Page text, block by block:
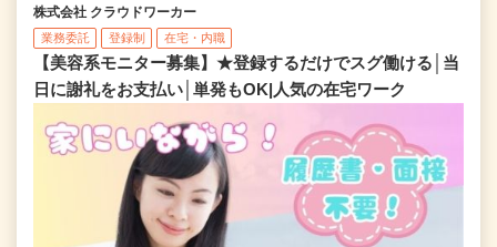
株式会社 クラウドワーカー
業務委託 登録制 在宅・内職
【美容系モニター募集】★登録するだけでスグ働ける│当
日に謝礼をお支払い│単発もOK|人気の在宅ワーク